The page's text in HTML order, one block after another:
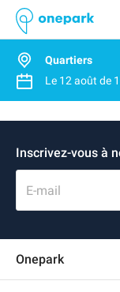
Quartiers
Le 12 août de
Inscrivez-vous à
E-mail
Onepark